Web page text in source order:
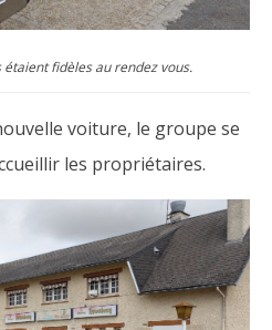
fidèles au rendez vous.
voiture, le groupe se
les propriétaires.